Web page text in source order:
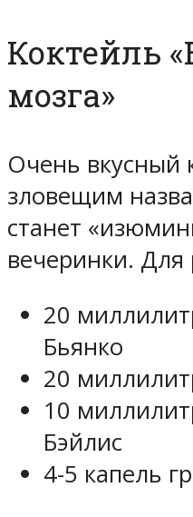
Коктейль
мозга»
Очень вкусный
зловещим
станет
вечеринки. Для
20
Бьянко
20
10
Бэйлис
4-5 капель